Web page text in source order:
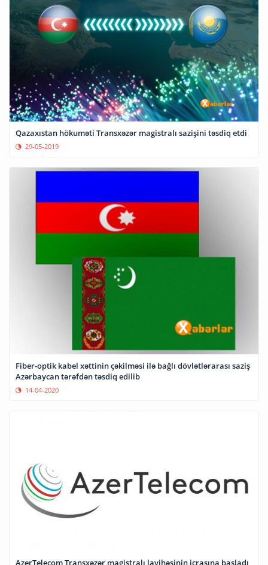
Qazaxıstan hökuməti Transxəzər magistralı sazişini təsdiq etdi
29-05-2019
Fiber-optik kabel xəttinin çəkilməsi ilə bağlı dövlətlərarası saziş
Azərbaycan tərəfdən təsdiq edilib
14-04-2020
AzerTelecom Transxəzər magistralı layihəsinin icrasına başladı